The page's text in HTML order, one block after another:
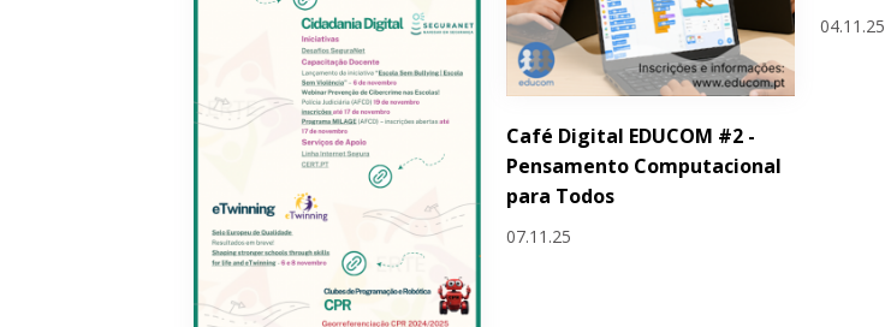
Café Digital EDUCOM #2 -
Pensamento Computacional
para Todos
07.11.25
04.11.25